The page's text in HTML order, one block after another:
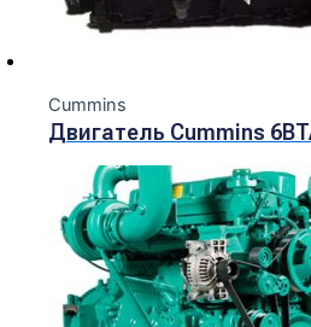
Cummins
Двигатель Cummins